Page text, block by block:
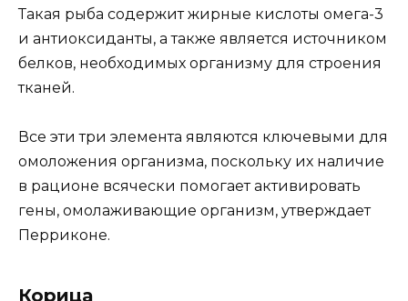
Такая рыба содержит жирные кислоты омега-3
и антиоксиданты, а также является источником
белков, необходимых организму для строения
тканей.
Все эти три элемента являются ключевыми для
омоложения организма, поскольку их наличие
в рационе всячески помогает активировать
гены, омолаживающие организм, утверждает
Перриконе.
Корица